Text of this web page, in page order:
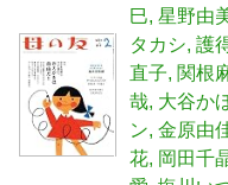
巳 星野由
タカシ 護
直子 関根
哉 大谷か
ン 金原由
花 岡田千